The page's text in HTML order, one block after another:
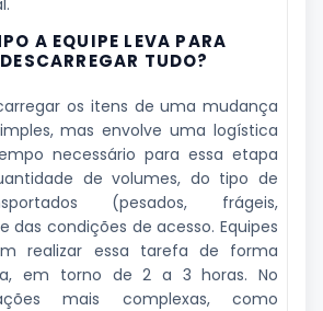
A EQUIPE LEVA PARA
TUDO?
os itens de uma mudança
mas envolve uma logística
necessário para essa etapa
de volumes, do tipo de
(pesados, frágeis,
das condições de acesso. Equipes
realizar essa tarefa de forma
em torno de 2 a 3 horas. No
mais complexas, como